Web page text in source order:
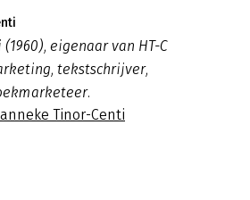
eigenaar van HT-C
tekstschrijver,
Tinor-Centi